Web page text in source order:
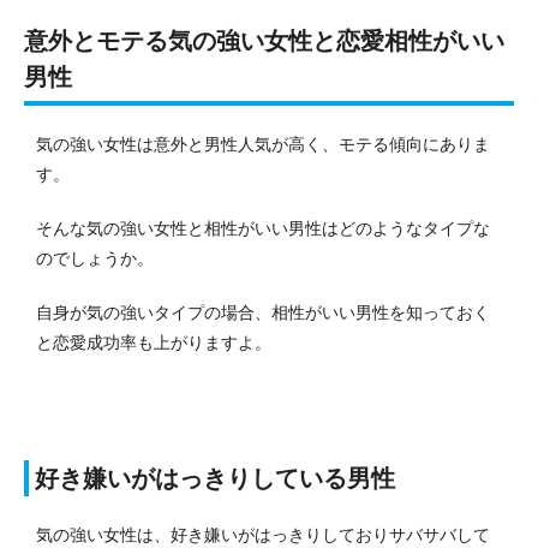
意外とモテる気の強い女性と恋愛相性がいい
男性
気の強い女性は意外と男性人気が高く、モテる傾向にありま
す。
そんな気の強い女性と相性がいい男性はどのようなタイプな
のでしょうか。
自身が気の強いタイプの場合、相性がいい男性を知っておく
と恋愛成功率も上がりますよ。
好き嫌いがはっきりしている男性
気の強い女性は、好き嫌いがはっきりしておりサバサバして